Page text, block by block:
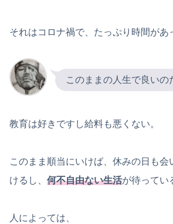
それはコロナ禍で、たっぷり時間があ
このままの人生で良いの
教育は好きですし給料も悪くない。
このまま順当にいけば、休みの日も会
けるし、 何不自由ない生活が待ってい
人によっては、